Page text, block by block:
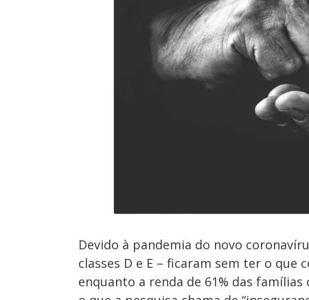
Devido à pandemia do novo
classes D e E – ficaram sem ter o
enquanto a renda de 61% das